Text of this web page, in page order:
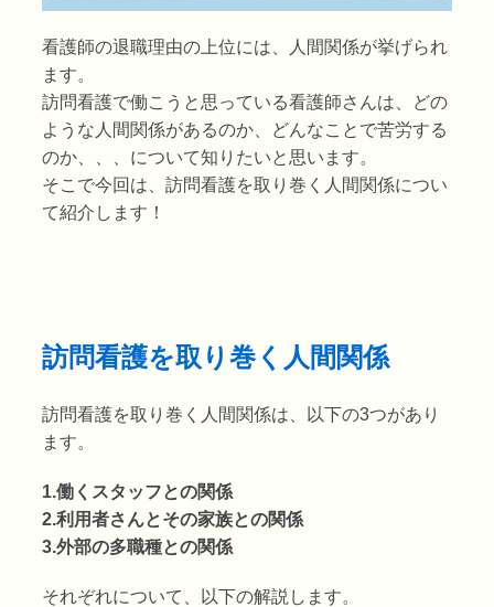
看護師の退職理由の上位には、人間関係が挙げられ
ます。
訪問看護で働こうと思っている看護師さんは、どの
ような人間関係があるのか、どんなことで苦労する
のか、、、について知りたいと思います。
そこで今回は、訪問看護を取り巻く人間関係につい
て紹介します！
訪問看護を取り巻く人間関係
訪問看護を取り巻く人間関係は、以下の3つがあり
ます。
1.働くスタッフとの関係
2.利用者さんとその家族との関係
3.外部の多職種との関係
それぞれについて、以下の解説します。